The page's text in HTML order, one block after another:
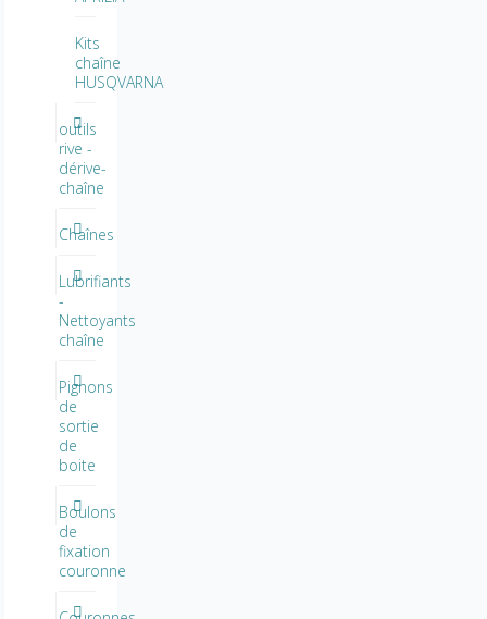
Kits
chaîne
HUSQVARNA
outils
rive -
dérive-
chaîne
Chaînes
Lubrifiants
-
Nettoyants
chaîne
Pignons
de
sortie
de
boite
Boulons
de
fixation
couronne